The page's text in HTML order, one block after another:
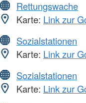
Rettungswache
Karte: Link zur
Sozialstationen
Karte: Link zur
Sozialstationen
Karte: Link zur